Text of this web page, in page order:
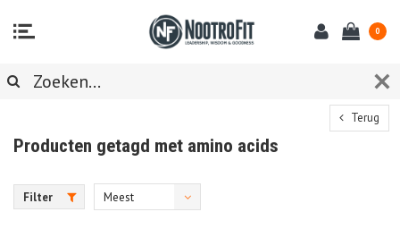
0
Terug
Producten getagd met amino acids
Filter
Meest